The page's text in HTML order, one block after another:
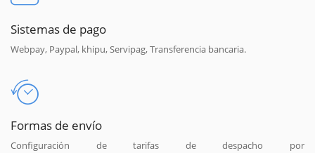
Sistemas de pago
Webpay, Paypal, khipu, Servipag, Transferencia bancaria.
Formas de envío
Configuración de tarifas de despacho por